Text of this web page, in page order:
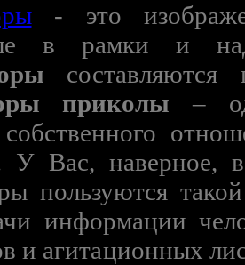
- это
в рамки и
составляются
приколы –
У Вас, наверное,
пользуются
информации
и агитационных